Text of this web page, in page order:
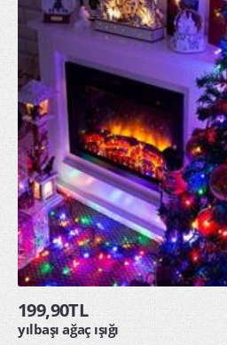
199,90TL
yılbaşı ağaç ışığı